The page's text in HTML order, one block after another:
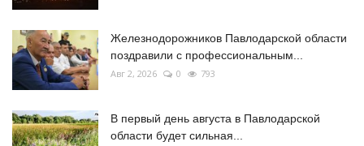
Железнодорожников Павлодарской области
поздравили с профессиональным...
Авг 2, 2026 0 793
В первый день августа в Павлодарской
области будет сильная...